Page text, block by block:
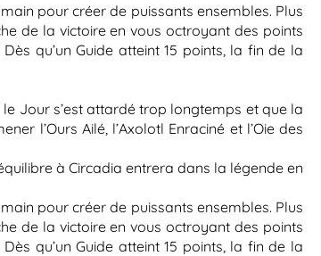
pour créer de puissants ensembles. Plus
de la victoire en vous octroyant des points
qu’un Guide atteint 15 points, la fin de la
Jour s’est attardé trop longtemps et que la
l’Ours Ailé, l’Axolotl Enraciné et l’Oie des
à Circadia entrera dans la légende en
pour créer de puissants ensembles. Plus
de la victoire en vous octroyant des points
qu’un Guide atteint 15 points, la fin de la